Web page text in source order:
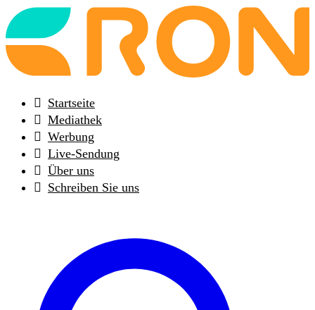
Back
to
frontpage
Startseite
Mediathek
Werbung
Live-Sendung
Über uns
Schreiben Sie uns